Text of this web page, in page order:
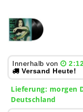
Innerhalb von
Versand Heute!
Lieferung: morgen
Deutschland